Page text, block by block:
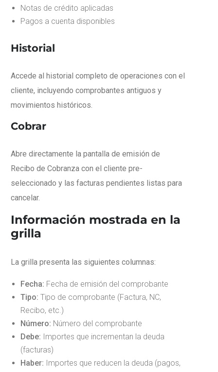
Notas de crédito aplicadas
Pagos a cuenta disponibles
Historial
Accede al historial completo de operaciones con el
cliente, incluyendo comprobantes antiguos y
movimientos históricos.
Cobrar
Abre directamente la pantalla de emisión de
Recibo de Cobranza con el cliente pre-
seleccionado y las facturas pendientes listas para
cancelar.
Información mostrada en la
grilla
La grilla presenta las siguientes columnas:
Fecha: Fecha de emisión del comprobante
Tipo: Tipo de comprobante (Factura, NC,
Recibo, etc.)
Número: Número del comprobante
Debe: Importes que incrementan la deuda
(facturas)
Haber: Importes que reducen la deuda (pagos,